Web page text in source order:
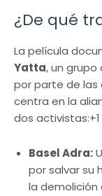
¿De qué
La película
Yatta, un
por parte de las
centra en la
dos activistas:+1
Basel Adra:
por salvar su
la demolición